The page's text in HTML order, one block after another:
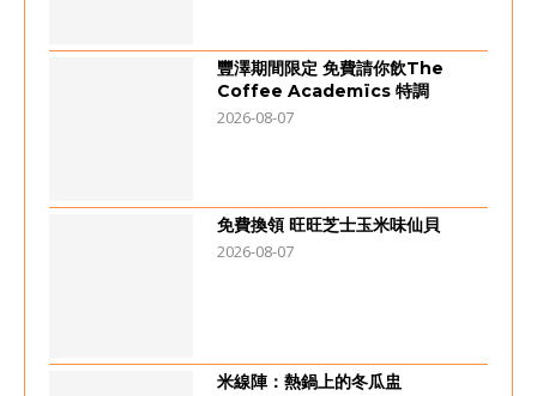
豐澤期間限定 免費請你飲The
Coffee Academïcs 特調
2026-08-07
免費換領 旺旺芝士玉米味仙貝
2026-08-07
米線陣：熱鍋上的冬瓜盅